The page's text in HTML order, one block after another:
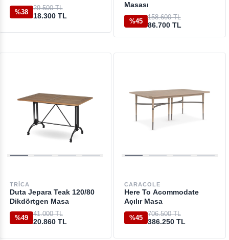
%38
29.500 TL
18.300 TL
Masası
%45
158.600 TL
86.700 TL
TRICA
Duta Jepara Teak 120/80
Dikdörtgen Masa
%49
41.000 TL
20.860 TL
CARACOLE
Here To Acommodate
Açılır Masa
%45
706.500 TL
386.250 TL